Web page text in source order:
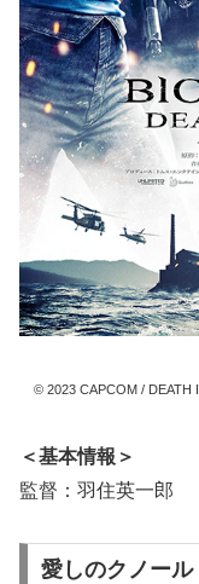
© 2023 CAPCOM / DEATH
＜基本情報＞
監督：羽住英一郎
愛しのクノール